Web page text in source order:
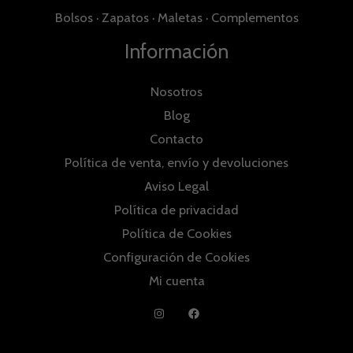
Bolsos· Zapatos· Maletas· Complementos
Información
Nosotros
Blog
Contacto
Política de venta, envío y devoluciones
Aviso Legal
Política de privacidad
Política de Cookies
Configuración de Cookies
Mi cuenta